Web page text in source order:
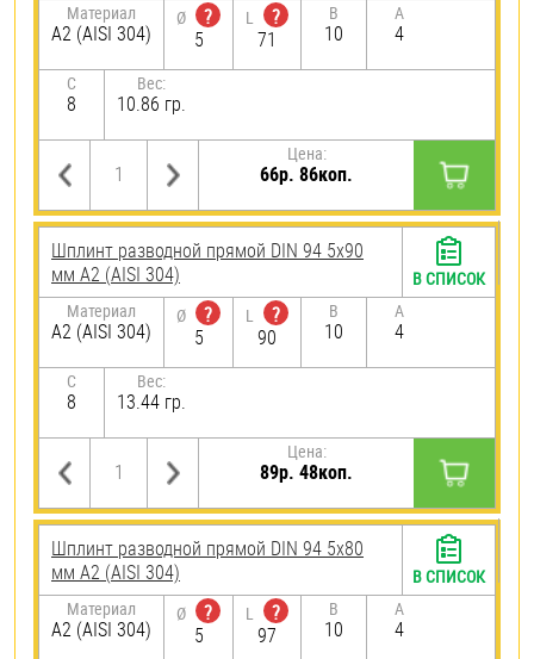
Материал
А2 (AISI 304)
Ø
?
5
L
?
71
B
10
A
4
C
8
Вес:
10.86 гр.
Цена:
66р. 86коп.
Шплинт разводной прямой DIN 94 5х90
мм А2 (AISI 304)
Материал
А2 (AISI 304)
Ø
?
5
L
?
90
B
10
A
4
C
8
Вес:
13.44 гр.
Цена:
89р. 48коп.
В СПИСОК
Шплинт разводной прямой DIN 94 5х80
мм А2 (AISI 304)
Материал
А2 (AISI 304)
Ø
?
5
L
?
97
B
10
A
4
В СПИСОК